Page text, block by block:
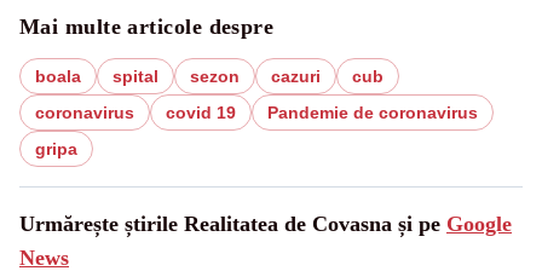
Mai multe articole despre
boala spital sezon cazuri
cub
coronavirus
covid 19
Pandemie de coronavirus
gripa
Urmărește știrile Realitatea de Covasna și pe Google
News